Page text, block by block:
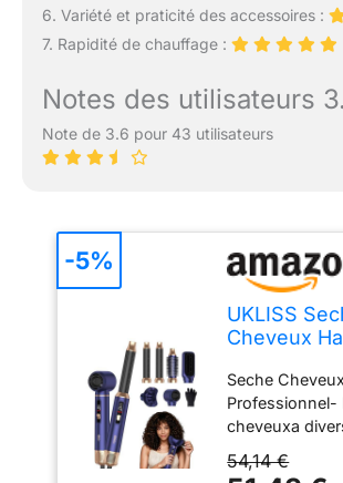
6. Variété et praticité des accessoires :
7. Rapidité de chauffage :
Notes des utilisateurs
Note de 3.6 pour 43 utilisateurs
UKLISS
Cheveux
Cheveux
Fer à
de 30
Affichage de
Seche Cheveux
Professionnel-
cheveuxa
être remplacés
54,14 €
-5%